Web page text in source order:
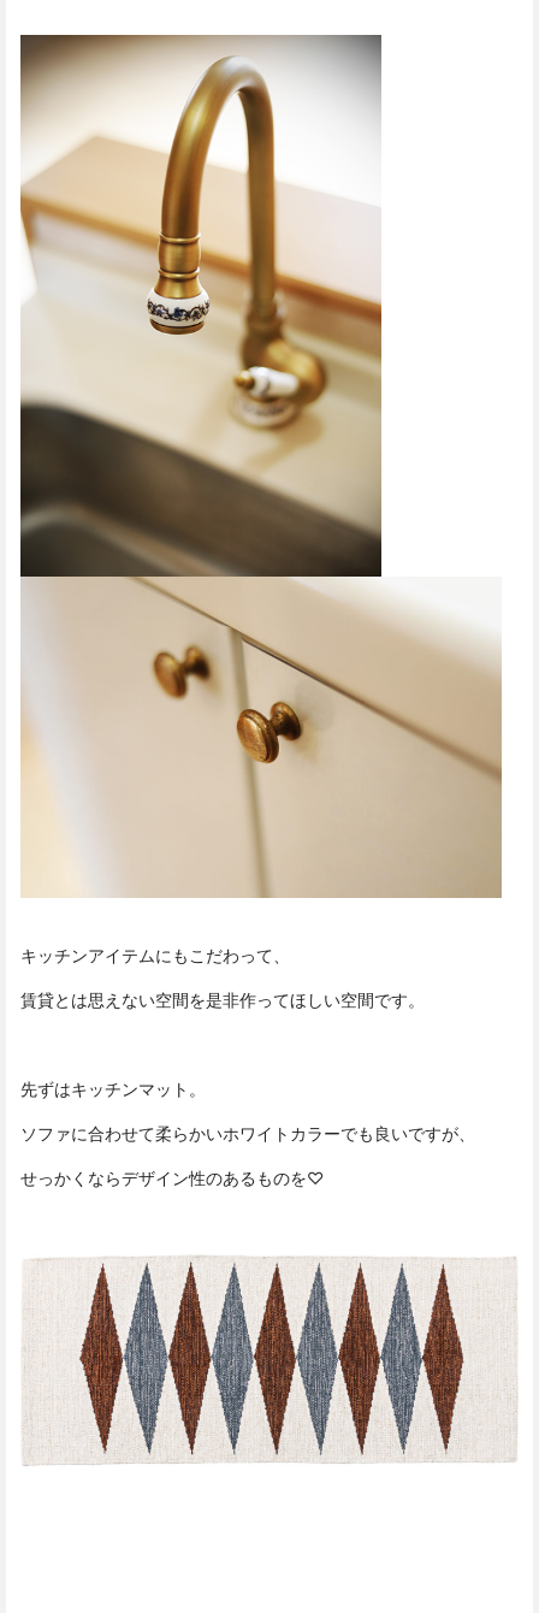
キッチンアイテムにもこだわって、
賃貸とは思えない空間を是非作ってほしい空間です。
先ずはキッチンマット。
ソファに合わせて柔らかいホワイトカラーでも良いですが、
せっかくならデザイン性のあるものを♡